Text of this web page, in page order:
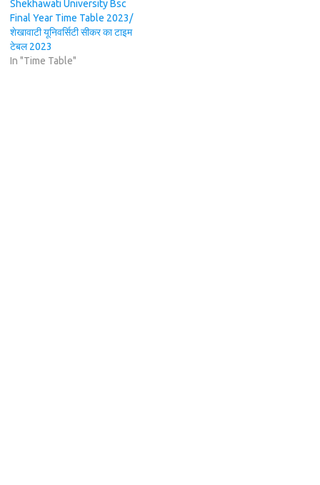
Shekhawati University Bsc
Final Year Time Table 2023/
शेखावाटी यूनिवर्सिटी सीकर का टाइम
टेबल 2023
In "Time Table"